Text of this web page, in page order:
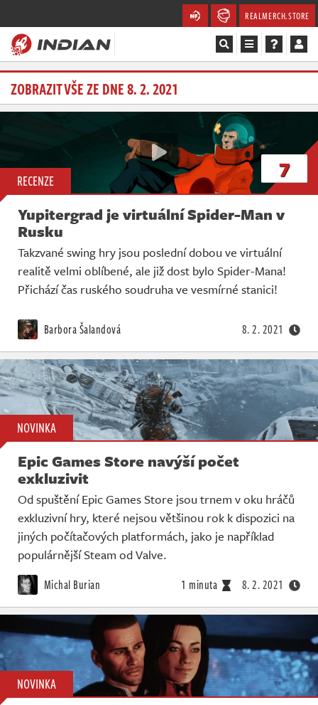
REALMERCH.STORE
Magazín
Recenze
Soutěže
Databáze
Komunita
Redakce
Živě
ZOBRAZIT VŠE ZE DNE 8. 2. 2021
RECENZE 7
Yupitergrad je virtuální Spider-Man v
Rusku
Takzvané swing hry jsou poslední dobou ve virtuální
realitě velmi oblíbené, ale již dost bylo Spider-Mana!
Přichází čas ruského soudruha ve vesmírné stanici!
Barbora Šalandová 8. 2. 2021
NOVINKA
Epic Games Store navýší počet
exkluzivit
Od spuštění Epic Games Store jsou trnem v oku hráčů
exkluzivní hry, které nejsou většinou rok k dispozici na
jiných počítačových platformách, jako je například
populárnější Steam od Valve.
Michal Burian 1 minuta 8. 2. 2021
NOVINKA